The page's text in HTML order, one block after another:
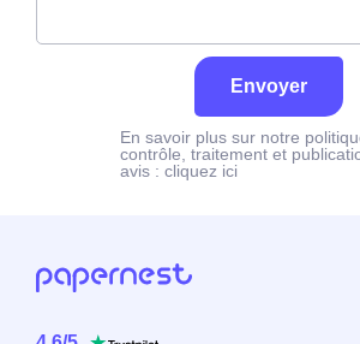
Envoyer
En savoir plus sur notre
contrôle, traitement et
avis : cliquez ici